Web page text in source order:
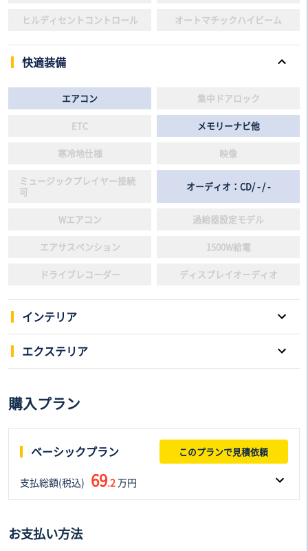
ヒルディセントコントロール オートマチックハイビーム
快適装備
エアコン 集中ドアロック
ETC メモリーナビ他
寒冷地仕様 映像
ミュージックプレイヤー接続
可
オーディオ：CD/ - / -
Wエアコン 過給器設定モデル
エアサスペンション 1500W給電
ドライブレコーダー ディスプレイオーディオ
インテリア
パワーウインドウ
スマートキー 本革シート
3列シート
フルフラットシート 後席モニター
シートヒーター シートエアコン
ウォークスルー
エクステリア
アルミホイール
エアロパーツ アダプティプヘッドライト
フロントフォグランプ
購入プラン
ベーシックプラン このプランで見積依頼
支払総額(税込) 69.2万円
53.0万円
お支払い方法